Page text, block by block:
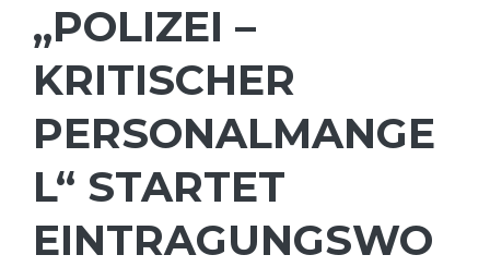
„POLIZEI –
KRITISCHER
PERSONALMANGE
L“ STARTET
EINTRAGUNGSWO